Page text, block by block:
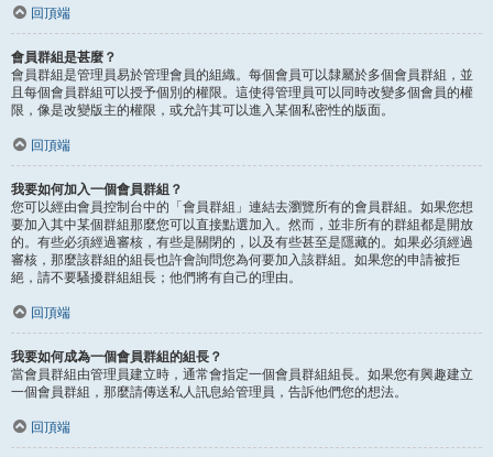
回頂端
會員群組是甚麼？
會員群組是管理員易於管理會員的組織。每個會員可以隸屬於多個會員群組，並
且每個會員群組可以授予個別的權限。這使得管理員可以同時改變多個會員的權
限，像是改變版主的權限，或允許其可以進入某個私密性的版面。
回頂端
我要如何加入一個會員群組？
您可以經由會員控制台中的「會員群組」連結去瀏覽所有的會員群組。如果您想
要加入其中某個群組那麼您可以直接點選加入。然而，並非所有的群組都是開放
的。有些必須經過審核，有些是關閉的，以及有些甚至是隱藏的。如果必須經過
審核，那麼該群組的組長也許會詢問您為何要加入該群組。如果您的申請被拒
絕，請不要騷擾群組組長；他們將有自己的理由。
回頂端
我要如何成為一個會員群組的組長？
當會員群組由管理員建立時，通常會指定一個會員群組組長。如果您有興趣建立
一個會員群組，那麼請傳送私人訊息給管理員，告訴他們您的想法。
回頂端